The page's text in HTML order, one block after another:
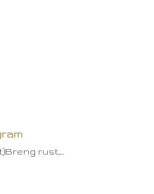
rust,…